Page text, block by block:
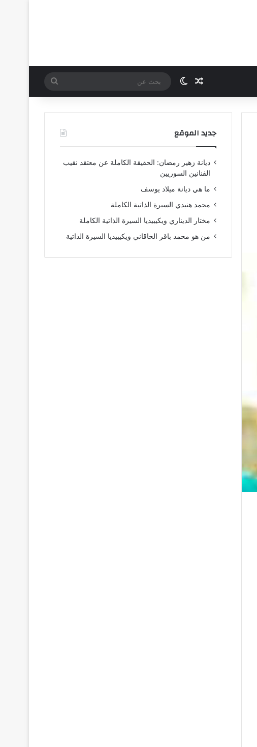
مقال عشوائي
الوضع المظلم
بحث
عن
جديد الموقع
ديانة زهير رمضان: الحقيقة الكاملة عن معتقد نقيب
الفنانين السوريين
ما هي ديانة ميلاد يوسف
محمد هنيدي السيرة الذاتية الكاملة
مختار الديناري ويكيبيديا السيرة الذاتية الكاملة
من هو محمد باقر الخاقاني ويكيبيديا السيرة الذاتية